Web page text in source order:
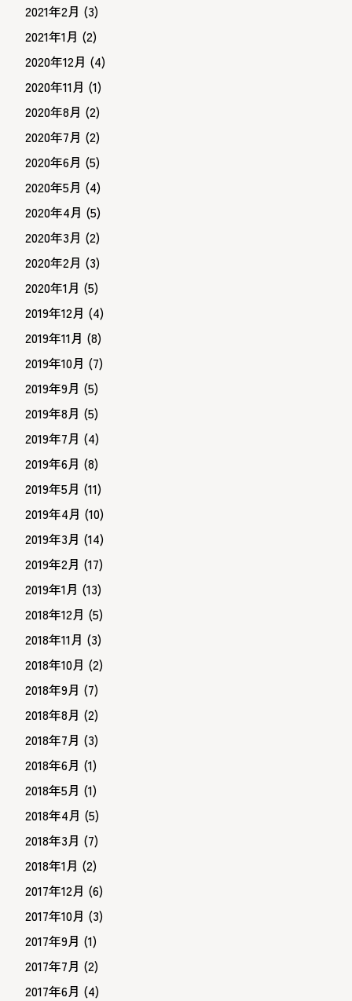
2021年2月 (3)
2021年1月 (2)
2020年12月 (4)
2020年11月 (1)
2020年8月 (2)
2020年7月 (2)
2020年6月 (5)
2020年5月 (4)
2020年4月 (5)
2020年3月 (2)
2020年2月 (3)
2020年1月 (5)
2019年12月 (4)
2019年11月 (8)
2019年10月 (7)
2019年9月 (5)
2019年8月 (5)
2019年7月 (4)
2019年6月 (8)
2019年5月 (11)
2019年4月 (10)
2019年3月 (14)
2019年2月 (17)
2019年1月 (13)
2018年12月 (5)
2018年11月 (3)
2018年10月 (2)
2018年9月 (7)
2018年8月 (2)
2018年7月 (3)
2018年6月 (1)
2018年5月 (1)
2018年4月 (5)
2018年3月 (7)
2018年1月 (2)
2017年12月 (6)
2017年10月 (3)
2017年9月 (1)
2017年7月 (2)
2017年6月 (4)